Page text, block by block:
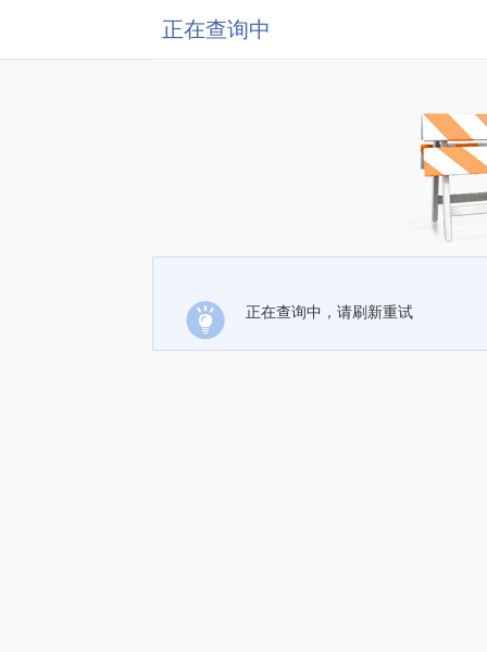
正在查询中
正在查询中，请刷新重试